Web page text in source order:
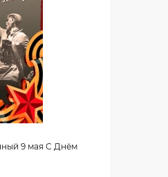
9 мая С Днём